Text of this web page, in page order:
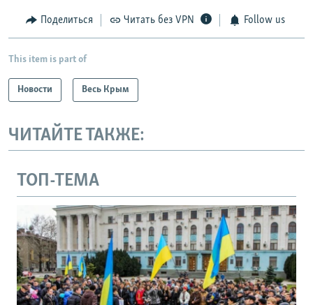
Поделиться Читать без VPN Follow us
This item is part of
Новости Весь Крым
ЧИТАЙТЕ ТАКЖЕ:
ТОП-ТЕМА